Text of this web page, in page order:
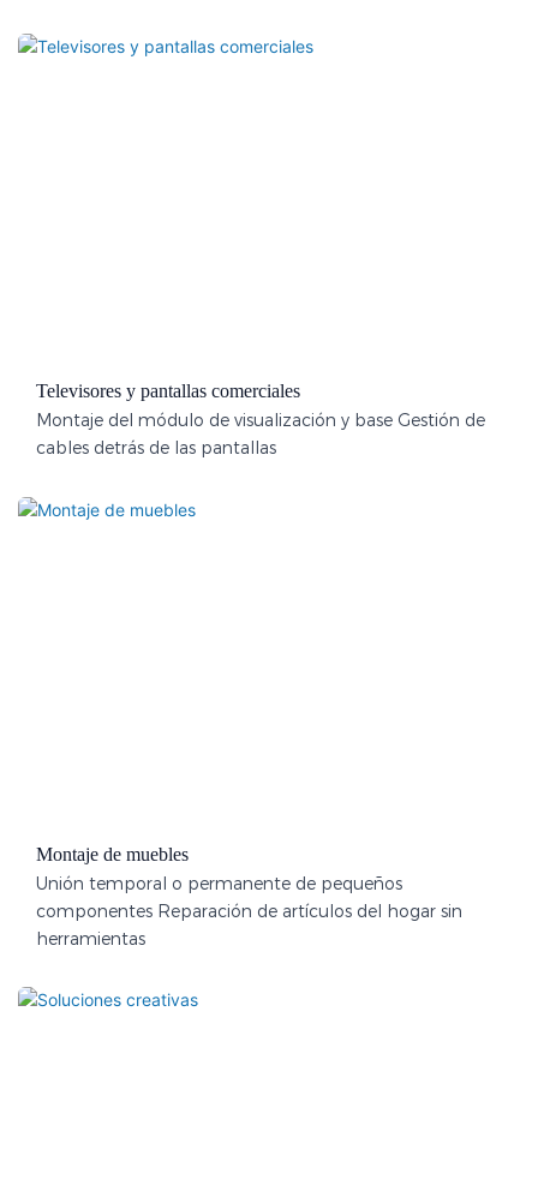
Televisores y pantallas comerciales
Montaje del módulo de visualización y base Gestión de
cables detrás de las pantallas
Montaje de muebles
Unión temporal o permanente de pequeños
componentes Reparación de artículos del hogar sin
herramientas